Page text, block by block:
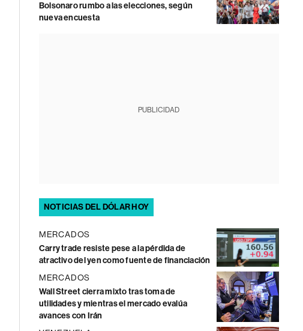
Bolsonaro rumbo a las elecciones, según
nueva encuesta
PUBLICIDAD
NOTICIAS DEL DÓLAR HOY
MERCADOS
Carry trade resiste pese a la pérdida de
atractivo del yen como fuente de financiación
MERCADOS
Wall Street cierra mixto tras toma de
utilidades y mientras el mercado evalúa
avances con Irán